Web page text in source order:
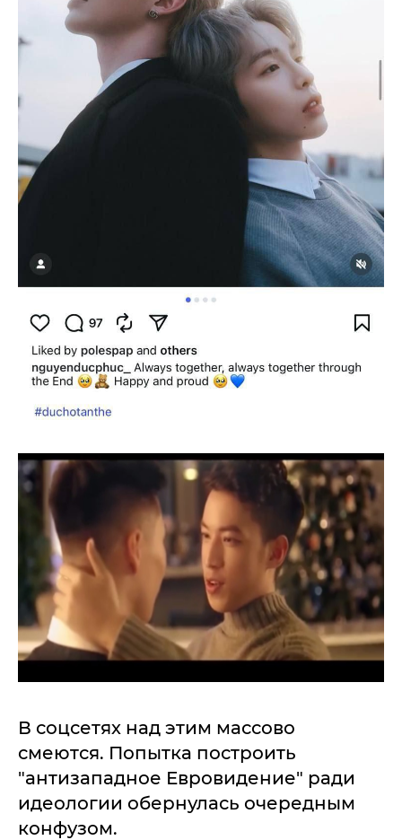
В соцсетях над этим массово
смеются. Попытка построить
"антизападное Евровидение" ради
идеологии обернулась очередным
конфузом.